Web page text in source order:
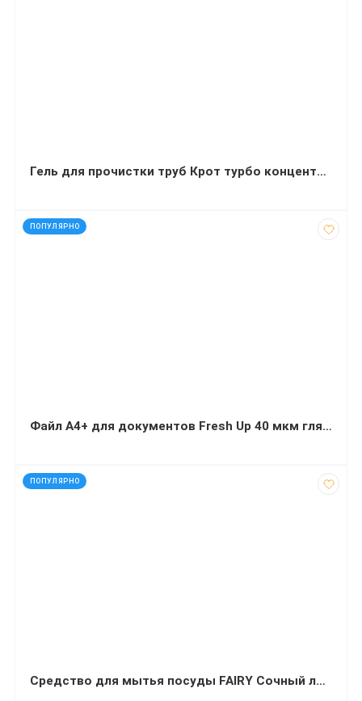
Гель для прочистки труб Крот турбо концентрированный ТЕЗА 1000 г
ПОПУЛЯРНО
код: 92527
Файл А4+ для документов Fresh Up 40 мкм глянец 100 штук
ПОПУЛЯРНО
код: 12145
Средство для мытья посуды FAIRY Сочный лимон 900мл